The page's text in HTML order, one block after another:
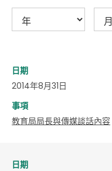
日期
2014年8月31日
事項
教育局局長與傳媒談話內容
日期